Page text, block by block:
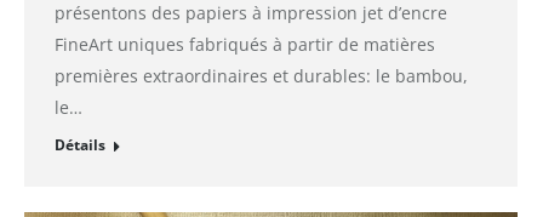
présentons des papiers à impression jet d’encre
FineArt uniques fabriqués à partir de matières
premières extraordinaires et durables: le bambou,
le…
Détails